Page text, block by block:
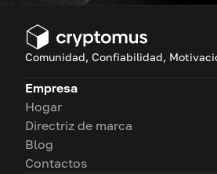
Comunidad, Confiabilidad,
Empresa
Hogar
Directriz de marca
Blog
Contactos